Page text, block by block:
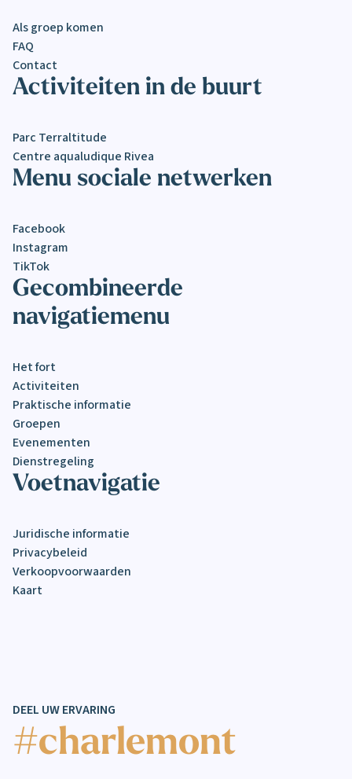
Als groep komen
FAQ
Contact
Activiteiten in de buurt
Parc Terraltitude
Centre aqualudique Rivea
Menu sociale netwerken
Facebook
Instagram
TikTok
Gecombineerde
navigatiemenu
Het fort
Activiteiten
Praktische informatie
Groepen
Evenementen
Dienstregeling
Voetnavigatie
Juridische informatie
Privacybeleid
Verkoopvoorwaarden
Kaart
DEEL UW ERVARING
#charlemont